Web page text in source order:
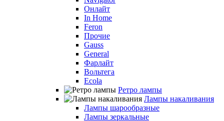
Онлайт
In Home
Feron
Прочие
Gauss
General
Фарлайт
Вольтега
Ecola
Ретро лампы
Лампы накаливания
Лампы шарообразные
Лампы зеркальные